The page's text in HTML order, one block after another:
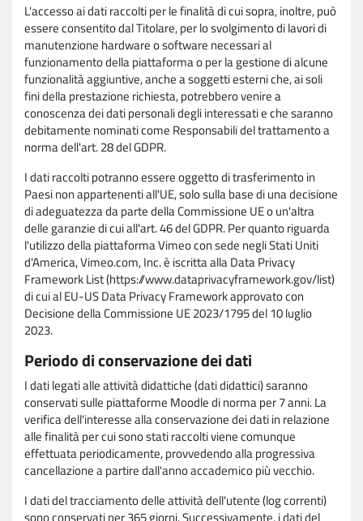
L'accesso ai dati raccolti per le finalità di cui sopra, inoltre, può
essere consentito dal Titolare, per lo svolgimento di lavori di
manutenzione hardware o software necessari al
funzionamento della piattaforma o per la gestione di alcune
funzionalità aggiuntive, anche a soggetti esterni che, ai soli
fini della prestazione richiesta, potrebbero venire a
conoscenza dei dati personali degli interessati e che saranno
debitamente nominati come Responsabili del trattamento a
norma dell'art. 28 del GDPR.
I dati raccolti potranno essere oggetto di trasferimento in
Paesi non appartenenti all'UE, solo sulla base di una decisione
di adeguatezza da parte della Commissione UE o un'altra
delle garanzie di cui all'art. 46 del GDPR. Per quanto riguarda
l'utilizzo della piattaforma Vimeo con sede negli Stati Uniti
d'America, Vimeo.com, Inc. è iscritta alla Data Privacy
Framework List (https://www.dataprivacyframework.gov/list)
di cui al EU-US Data Privacy Framework approvato con
Decisione della Commissione UE 2023/1795 del 10 luglio
2023.
Periodo di conservazione dei dati
I dati legati alle attività didattiche (dati didattici) saranno
conservati sulle piattaforme Moodle di norma per 7 anni. La
verifica dell'interesse alla conservazione dei dati in relazione
alle finalità per cui sono stati raccolti viene comunque
effettuata periodicamente, provvedendo alla progressiva
cancellazione a partire dall'anno accademico più vecchio.
I dati del tracciamento delle attività dell'utente (log correnti)
sono conservati per 365 giorni. Successivamente, i dati del